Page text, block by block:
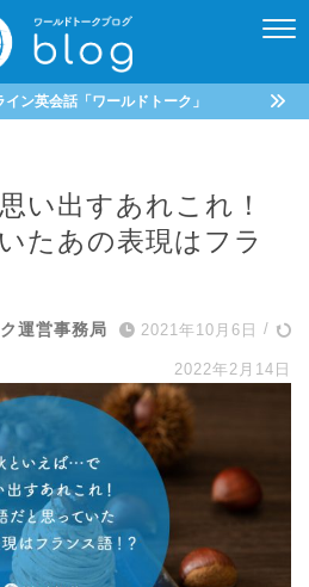
イン英会話「ワールドトーク」
い出すあれこれ！
たあの表現はフラ
運営事務局 2021年10月6日 /
2022年2月14日